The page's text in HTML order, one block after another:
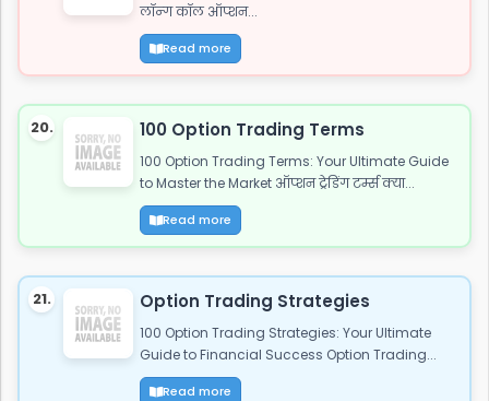
लॉन्ग कॉल ऑप्शन...
Read more
20. 100 Option Trading Terms
100 Option Trading Terms: Your Ultimate Guide
to Master the Market ऑप्शन ट्रेडिंग टर्म्स क्या...
Read more
21. Option Trading Strategies
100 Option Trading Strategies: Your Ultimate
Guide to Financial Success Option Trading...
Read more